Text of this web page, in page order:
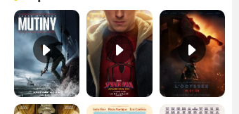
Le Triangle d'or Bande-annonce VF De la Comédie-Française Teaser VF